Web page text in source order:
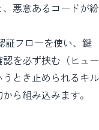
悪意あるコードが紛
証フローを使い、鍵
を必ず挟む（ヒュー
とき止められるキル
ら組み込みます。